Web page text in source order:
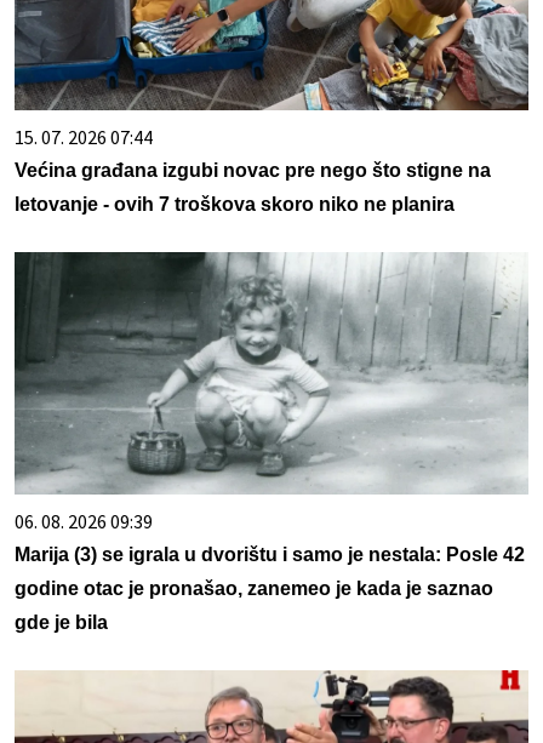
15. 07. 2026 07:44
Većina građana izgubi novac pre nego što stigne na
letovanje - ovih 7 troškova skoro niko ne planira
06. 08. 2026 09:39
Marija (3) se igrala u dvorištu i samo je nestala: Posle 42
godine otac je pronašao, zanemeo je kada je saznao
gde je bila